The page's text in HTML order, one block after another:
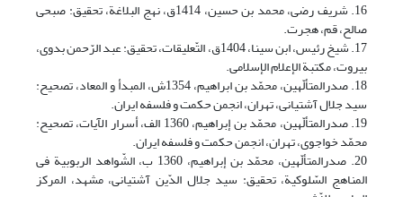
16. شریف رضی، محمد بن حسین‏، 1414ق، نهج البلاغة، تحقیق: صبحی
صالح، قم، هجرت.
17. شیخ رئیس، ابن سینا، 1404ق، التّعلیقات، تحقیق: عبد الرّحمن بدوی،
بیروت، مکتبة الإعلام الإسلامی.
18. صدرالمتألّهین، محمّد بن ابراهیم، 1354ش، المبدأ و المعاد، تصحیح:
سید جلال آشتیانی، تهران، انجمن حکمت و فلسفه ایران.
19. صدرالمتألّهین، محمّد بن إبراهیم، 1360 الف، أسرار الآیات، تصحیح:
محمّد خواجوی، تهران، انجمن حکمت و فلسفه ایران.
20. صدرالمتألّهین، محمّد بن إبراهیم، 1360 ب، الشّواهد الربوبیة فی
المناهج السّلوکیة، تحقیق: سید جلال الدّین آشتیانی، مشهد، المرکز